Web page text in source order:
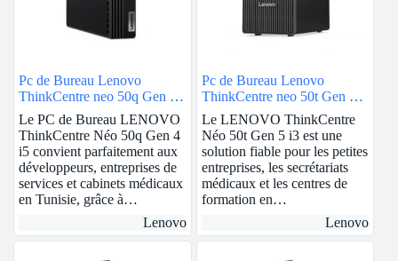
Pc de Bureau Lenovo
ThinkCentre neo 50q Gen 4 |
intel i5 | 8GB Ram
Le PC de Bureau LENOVO
ThinkCentre Néo 50q Gen 4
i5 convient parfaitement aux
développeurs, entreprises de
services et cabinets médicaux
en Tunisie, grâce à…
Lenovo
Pc de Bureau Lenovo
ThinkCentre neo 50t Gen 5 |
intel i3 | 8GB Ram
Le LENOVO ThinkCentre
Néo 50t Gen 5 i3 est une
solution fiable pour les petites
entreprises, les secrétariats
médicaux et les centres de
formation en…
Lenovo